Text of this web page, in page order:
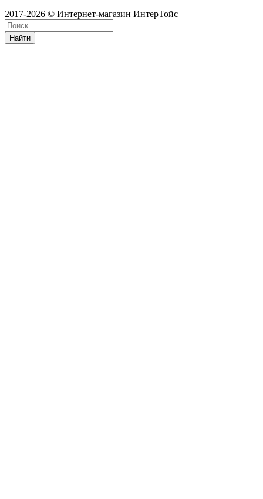
2017-2026 © Интернет-магазин ИнтерТойс
Найти